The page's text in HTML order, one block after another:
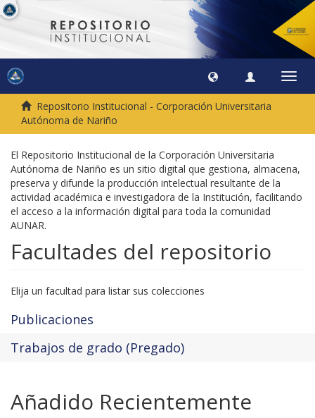
Repositorio Institucional - Corporación Universitaria
Autónoma de Nariño
El Repositorio Institucional de la Corporación Universitaria
Autónoma de Nariño es un sitio digital que gestiona, almacena,
preserva y difunde la producción intelectual resultante de la
actividad académica e investigadora de la Institución, facilitando
el acceso a la información digital para toda la comunidad
AUNAR.
Facultades del repositorio
Elija un facultad para listar sus colecciones
Publicaciones
Trabajos de grado (Pregado)
Añadido Recientemente